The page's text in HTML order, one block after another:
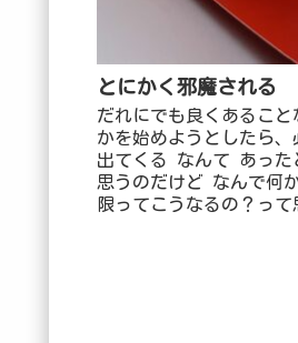
とにかく邪魔される
だれにでも良くあるこ
かを始めようとしたら
出てくる なんて あった
思うのだけど なんで何
限ってこうなるの？っ